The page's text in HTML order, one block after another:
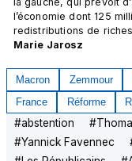
l’économie dont 125
redistributions de
Marie Jarosz
Macron Zemmour
France
Réforme
#abstention #
#Yannick Favennec